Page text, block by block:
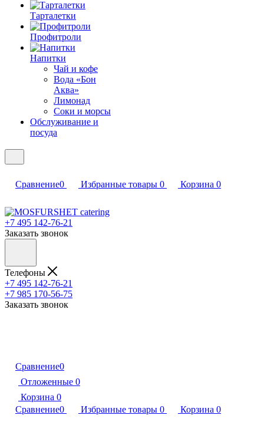
Тарталетки
Профитроли
Напитки
Чай и кофе
Вода «Бон
Аква»
Лимонад
Соки и морсы
Обслуживание и
посуда
Сравнение0 Избранные товары 0 Корзина 0
+7 495 142-76-21
Заказать звонок
Телефоны
+7 495 142-76-21
+7 985 170-56-75
Заказать звонок
Сравнение0
Отложенные 0
Корзина 0
Сравнение0 Избранные товары 0 Корзина 0